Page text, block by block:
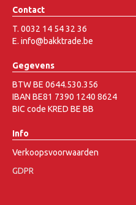
Contact
T. 0032 14 54 32 36
E. info@bakktrade.be
Gegevens
BTW BE 0644.530.356
IBAN BE81 7390 1240 8624
BIC code KRED BE BB
Info
Verkoopsvoorwaarden
GDPR